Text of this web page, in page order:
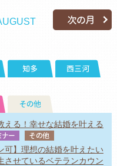
知多
西三河
その他
える！幸せな結婚を叶える
ナー その他
可】理想の結婚を叶えたい
せているベテランカウン